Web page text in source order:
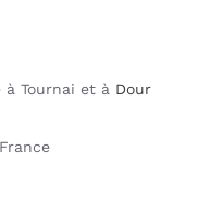
Tournai et à Dour